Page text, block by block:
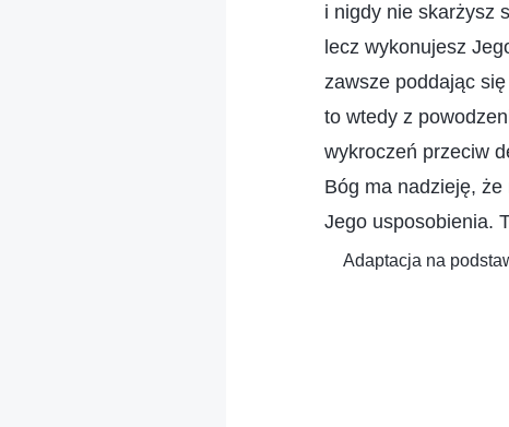
i nigdy nie skarżysz
lecz wykonujesz
zawsze poddając się
to wtedy z
wykroczeń przeciw
Bóg ma nadzieję,
Jego usposobienia.
Adaptacja na